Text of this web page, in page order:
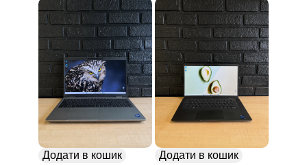
Додати в кошик Додати в кошик